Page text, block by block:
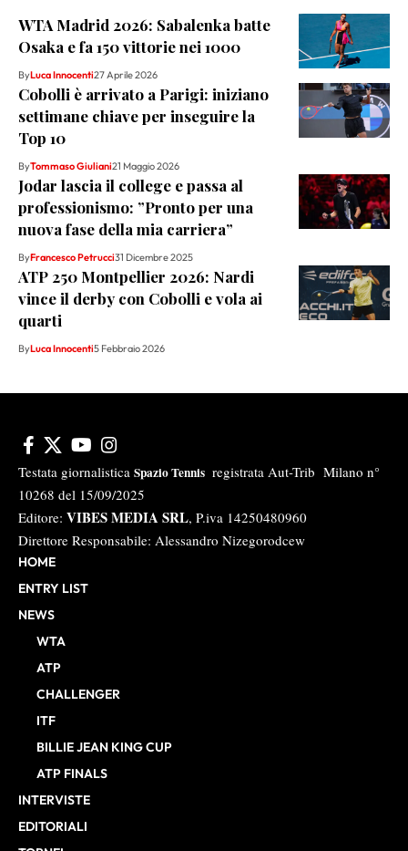
WTA Madrid 2026: Sabalenka batte
Osaka e fa 150 vittorie nei 1000
ByLuca Innocenti27 Aprile 2026
Cobolli è arrivato a Parigi: iniziano
settimane chiave per inseguire la
Top 10
ByTommaso Giuliani21 Maggio 2026
Jodar lascia il college e passa al
professionismo: ”Pronto per una
nuova fase della mia carriera”
ByFrancesco Petrucci31 Dicembre 2025
ATP 250 Montpellier 2026: Nardi
vince il derby con Cobolli e vola ai
quarti
ByLuca Innocenti5 Febbraio 2026
Testata giornalistica Spazio Tennis registrata Aut-Trib Milano n°
10268 del 15/09/2025
Editore: VIBES MEDIA SRL, P.iva 14250480960
Direttore Responsabile: Alessandro Nizegorodcew
HOME
ENTRY LIST
NEWS
WTA
ATP
CHALLENGER
ITF
BILLIE JEAN KING CUP
ATP FINALS
INTERVISTE
EDITORIALI